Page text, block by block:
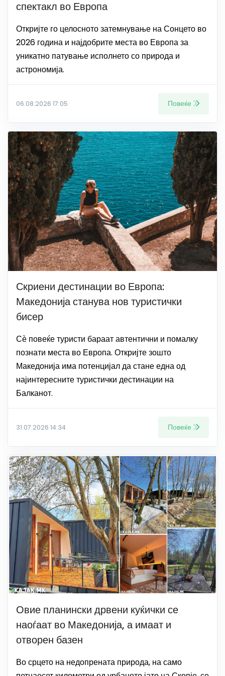
спектакл во Европа
Откријте го целосното затемнување на Сонцето во
2026 година и најдобрите места во Европа за
уникатно патување исполнето со природа и
астрономија.
06.08.2026 17:05 Повеќе
Скриени дестинации во Европа:
Македонија станува нов туристички
бисер
Сѐ повеќе туристи бараат автентични и помалку
познати места во Европа. Откријте зошто
Македонија има потенцијал да стане една од
најинтересните туристички дестинации на
Балканот.
31.07.2026 14:34 Повеќе
Овие планински дрвени куќички се
наоѓаат во Македонија, а имаат и
отворен базен
Во срцето на недопрената природа, на само